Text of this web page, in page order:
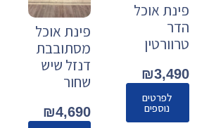
פינת אוכל
הדר
טרוורטין
₪3,490
לפרטים
נוספים
פינת אוכל
מסתובבת
דנזל שיש
שחור
₪4,690